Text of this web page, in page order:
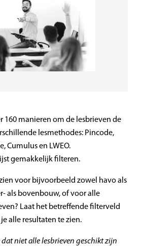
160 manieren om de lesbrieven de
lesmethodes: Pincode,
Cumulus en LWEO.
gemakkelijk filteren.
voor bijvoorbeeld zowel havo als
als bovenbouw, of voor alle
Laat het betreffende filterveld
alle resultaten te zien.
niet alle lesbrieven geschikt zijn